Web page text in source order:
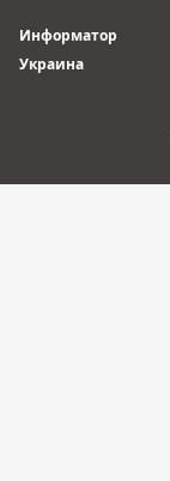
Информатор
Украина